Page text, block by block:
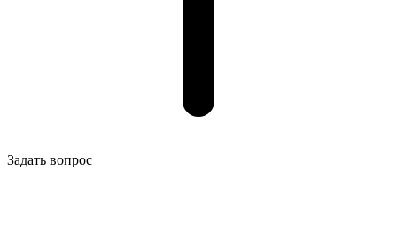
Задать вопрос